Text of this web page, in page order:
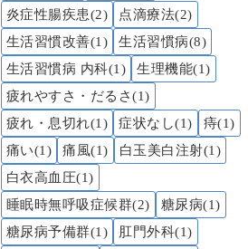
炎症性腸疾患(2)
点滴療法(2)
生活習慣改善(1)
生活習慣病(8)
生活習慣病 内科(1)
生理機能(1)
疲れやすさ・だるさ(1)
疲れ・息切れ(1)
症状なし(1)
痔(1)
痛い(1)
痛風(1)
白玉美白注射(1)
白衣高血圧(1)
睡眠時無呼吸症候群(2)
糖尿病(1)
糖尿病予備群(1)
肛門外科(1)